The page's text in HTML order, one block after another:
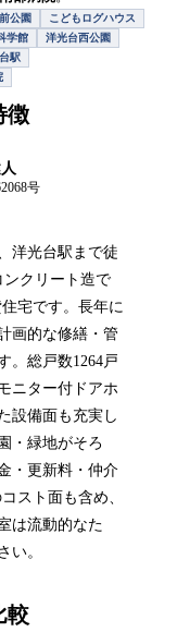
公園
こどもログハウス
学館
洋光台西公園
駅
徴
号
洋光台駅まで徒
クリート造で
宅です。長年に
画的な修繕・管
。総戸数1264戸
ニター付ドアホ
設備面も充実し
・緑地がそろ
・更新料・仲介
スト面も含め、
は流動的なた
い。
較